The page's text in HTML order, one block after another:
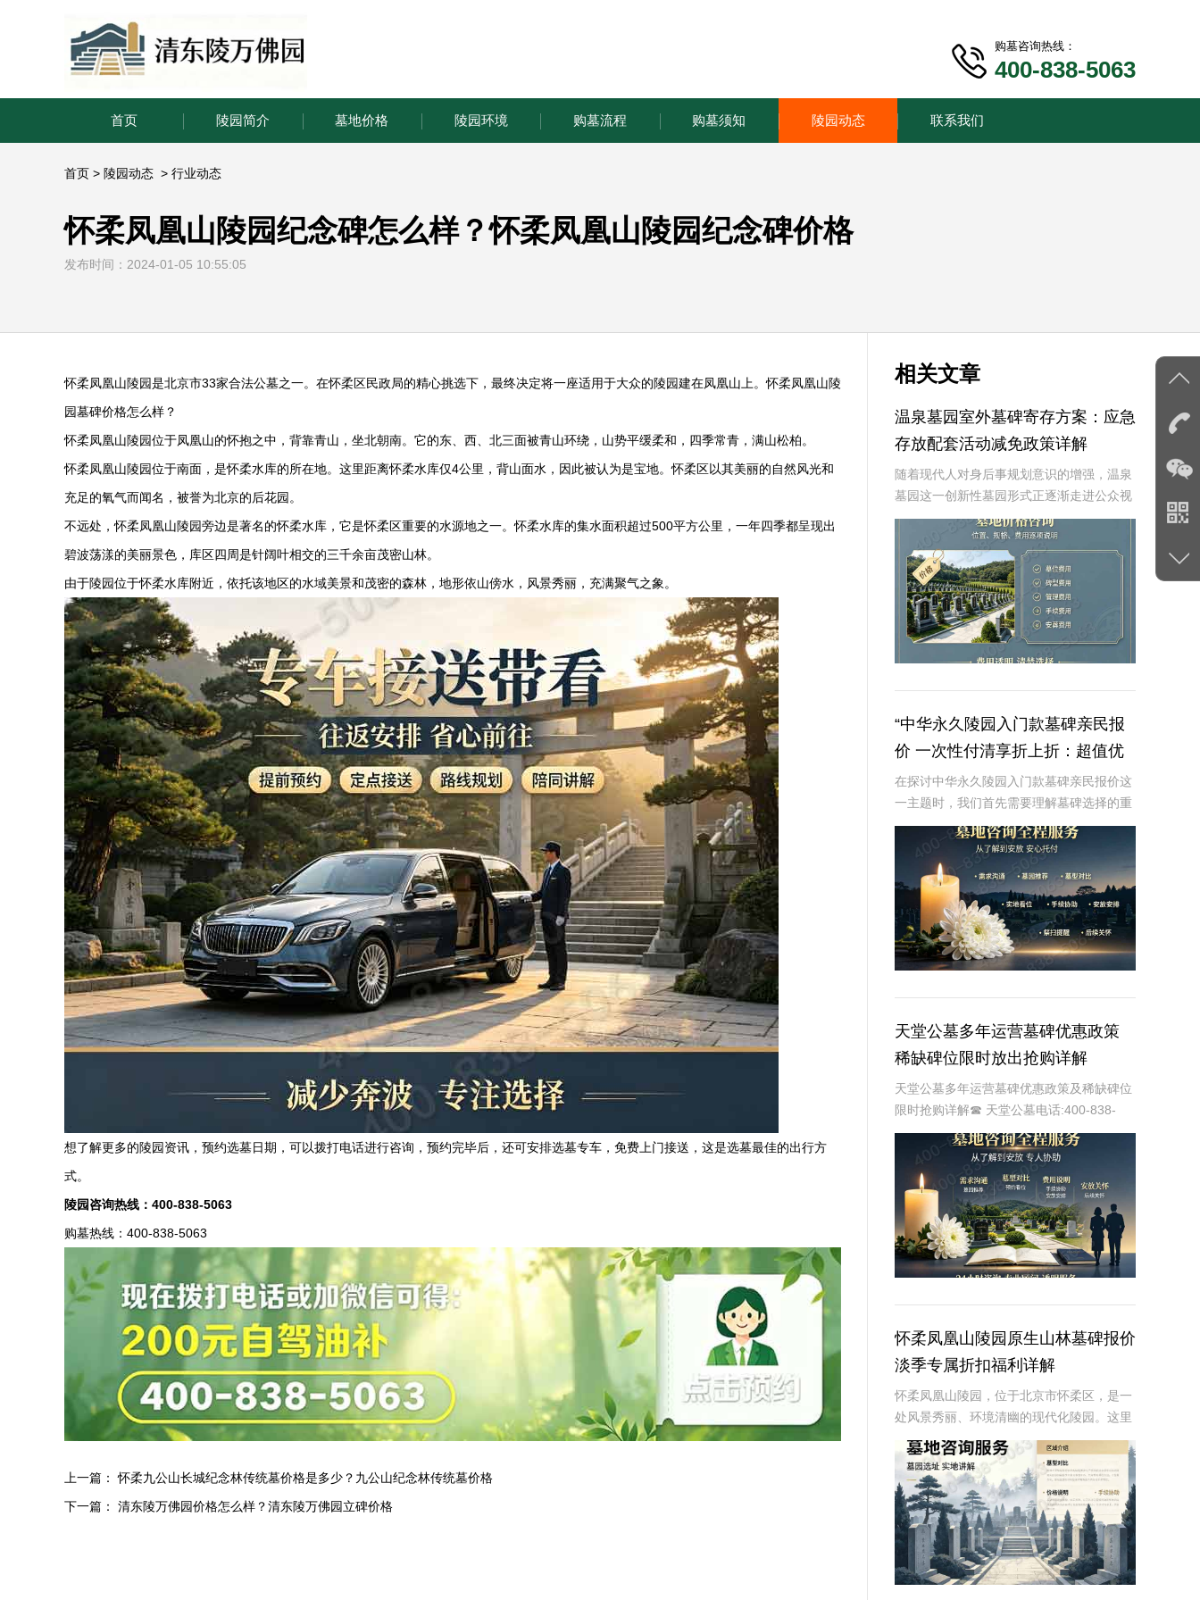
购墓咨询热线：
400-838-5063
首页 陵园简介 墓地价格 陵园环境 购墓流程 购墓须知 陵园动态 联系我们
首页 > 陵园动态 > 行业动态
怀柔凤凰山陵园纪念碑怎么样？怀柔凤凰山陵园纪念碑价格
发布时间：2024-01-05 10:55:05
怀柔凤凰山陵园是北京市33家合法公墓之一。在怀柔区民政局的精心挑选下，最终决定将一座适用于大众的陵园建在凤凰山上。怀柔凤凰山陵
园墓碑价格怎么样？
怀柔凤凰山陵园位于凤凰山的怀抱之中，背靠青山，坐北朝南。它的东、西、北三面被青山环绕，山势平缓柔和，四季常青，满山松柏。
怀柔凤凰山陵园位于南面，是怀柔水库的所在地。这里距离怀柔水库仅4公里，背山面水，因此被认为是宝地。怀柔区以其美丽的自然风光和
充足的氧气而闻名，被誉为北京的后花园。
不远处，怀柔凤凰山陵园旁边是著名的怀柔水库，它是怀柔区重要的水源地之一。怀柔水库的集水面积超过500平方公里，一年四季都呈现出
碧波荡漾的美丽景色，库区四周是针阔叶相交的三千余亩茂密山林。
由于陵园位于怀柔水库附近，依托该地区的水域美景和茂密的森林，地形依山傍水，风景秀丽，充满聚气之象。
想了解更多的陵园资讯，预约选墓日期，可以拨打电话进行咨询，预约完毕后，还可安排选墓专车，免费上门接送，这是选墓最佳的出行方
式。
陵园咨询热线： 400-838-5063
购墓热线：400-838-5063
上一篇：怀柔九公山长城纪念林传统墓价格是多少？九公山纪念林传统墓价格
下一篇： 清东陵万佛园价格怎么样？清东陵万佛园立碑价格
相关文章
温泉墓园室外墓碑寄存方案：应急
存放配套活动减免政策详解
随着现代人对身后事规划意识的增强，温泉
墓园这一创新性墓园形式正逐渐走进公众视
野。温泉墓园不仅营造了宁静祥和的环境氛
围，更通过一系列贴心设施，如室外墓碑寄
存区、应急遗体临时存放服务等，为家属提
供极大便利
“中华永久陵园入门款墓碑亲民报
价 一次性付清享折上折：超值优
惠与便捷选择的完美结合”
在探讨中华永久陵园入门款墓碑亲民报价这
一主题时，我们首先需要理解墓碑选择的重
要性及其对逝者与生者的影响。墓碑不仅是
对逝者的纪念，也是对生者情感的寄托。因
此，选择一款既符合预算又具有纪念意义的
墓碑显得尤
天堂公墓多年运营墓碑优惠政策
稀缺碑位限时放出抢购详解
天堂公墓多年运营墓碑优惠政策及稀缺碑位
限时抢购详解☎ 天堂公墓电话:400-838-
5063天堂公墓，作为一家历史悠久的公墓，
多年来一直致力于为家属提供最优质、最便
捷的墓碑选择服务。随着社会的发展和
怀柔凤凰山陵园原生山林墓碑报价
淡季专属折扣福利详解
怀柔凤凰山陵园，位于北京市怀柔区，是一
处风景秀丽、环境清幽的现代化陵园。这里
依山傍水，绿树成荫，为逝者提供了一个宁
静而庄严的安息之地。近年来，随着人们对
逝者安葬方式的不断追求，墓碑作为纪念逝
者、寄托哀